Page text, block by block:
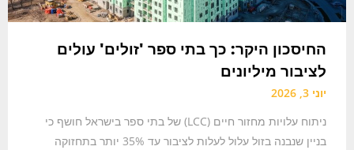
החיסכון היקר: כך בתי ספר 'זולים' עולים
לציבור מיליונים
יוני 3, 2026
ניתוח עלויות מחזור חיים (LCC) של בתי ספר בישראל חושף כי
בניין שנבנה בזול עלול לעלות לציבור עד 35% יותר בתחזוקה